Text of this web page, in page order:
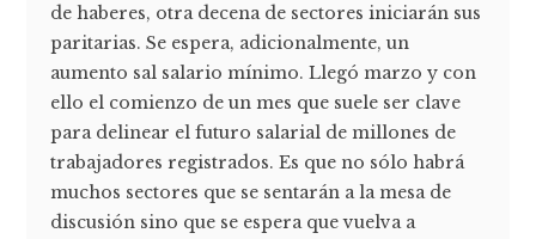
de haberes, otra decena de sectores iniciarán sus
paritarias. Se espera, adicionalmente, un
aumento sal salario mínimo. Llegó marzo y con
ello el comienzo de un mes que suele ser clave
para delinear el futuro salarial de millones de
trabajadores registrados. Es que no sólo habrá
muchos sectores que se sentarán a la mesa de
discusión sino que se espera que vuelva a